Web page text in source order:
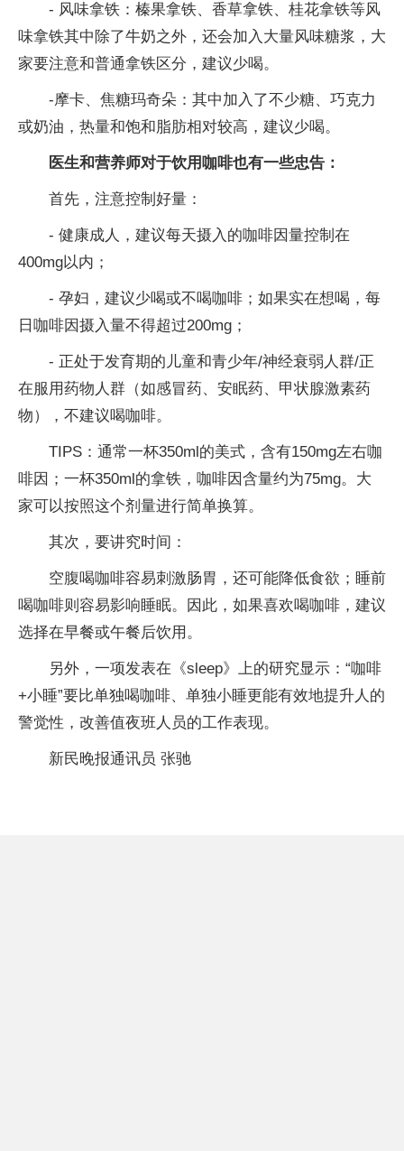
- 风味拿铁：榛果拿铁、香草拿铁、桂花拿铁等风
味拿铁其中除了牛奶之外，还会加入大量风味糖浆，大
家要注意和普通拿铁区分，建议少喝。
-摩卡、焦糖玛奇朵：其中加入了不少糖、巧克力
或奶油，热量和饱和脂肪相对较高，建议少喝。
医生和营养师对于饮用咖啡也有一些忠告：
首先，注意控制好量：
- 健康成人，建议每天摄入的咖啡因量控制在
400mg以内；
- 孕妇，建议少喝或不喝咖啡；如果实在想喝，每
日咖啡因摄入量不得超过200mg；
- 正处于发育期的儿童和青少年/神经衰弱人群/正
在服用药物人群（如感冒药、安眠药、甲状腺激素药
物），不建议喝咖啡。
TIPS：通常一杯350ml的美式，含有150mg左右咖
啡因；一杯350ml的拿铁，咖啡因含量约为75mg。大
家可以按照这个剂量进行简单换算。
其次，要讲究时间：
空腹喝咖啡容易刺激肠胃，还可能降低食欲；睡前
喝咖啡则容易影响睡眠。因此，如果喜欢喝咖啡，建议
选择在早餐或午餐后饮用。
另外，一项发表在《sleep》上的研究显示：“咖啡
+小睡”要比单独喝咖啡、单独小睡更能有效地提升人的
警觉性，改善值夜班人员的工作表现。
新民晚报通讯员 张驰